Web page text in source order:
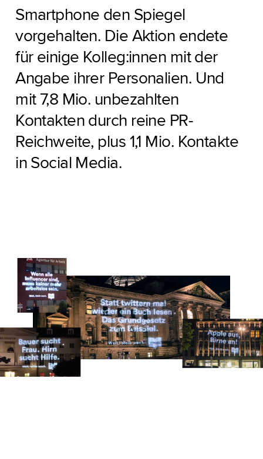
Smartphone den Spiegel
vorgehalten. Die Aktion endete
für einige Kolleg:innen mit der
Angabe ihrer Personalien. Und
mit 7,8 Mio. unbezahlten
Kontakten durch reine PR-
Reichweite, plus 1,1 Mio. Kontakte
in Social Media.